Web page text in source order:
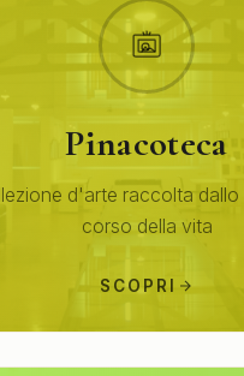
Pinacoteca
d'arte raccolta
corso della vita
SCOPRI